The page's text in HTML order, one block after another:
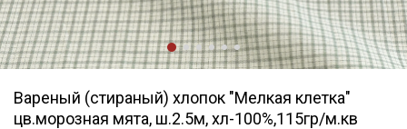
Вареный (стираный) хлопок "Мелкая клетка"
цв.морозная мята, ш.2.5м, хл-100%,115гр/м.кв